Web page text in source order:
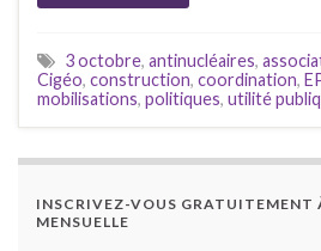
3 octobre, antinucléaires,
Cigéo, construction, coordination,
mobilisations, politiques, utilité
INSCRIVEZ-VOUS GRATUITEMENT
MENSUELLE